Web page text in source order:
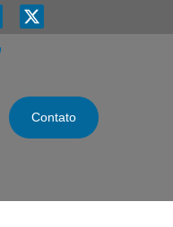
Contato